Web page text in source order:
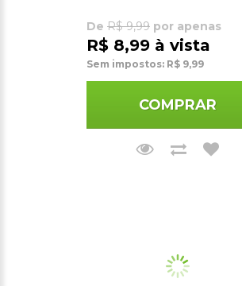
De R$ 9,99 por apenas
R$ 8,99 à vista
Sem impostos: R$ 9,99
COMPRAR